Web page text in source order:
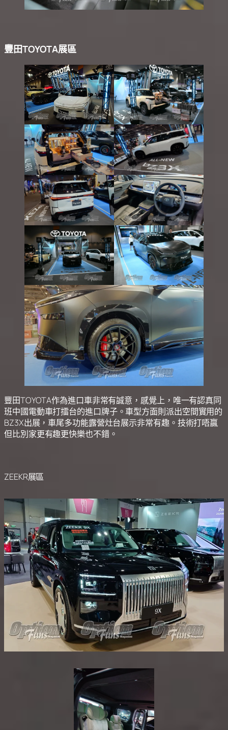
豐田TOYOTA展區
豐田TOYOTA作為進口車非常有誠意，感覺上，唯一有認真同
班中國電動車打擂台的進口牌子。車型方面則派出空間實用的
BZ3X出展，車尾多功能露營灶台展示非常有趣。技術打唔贏
但比別家更有趣更快樂也不錯。
ZEEKR展區